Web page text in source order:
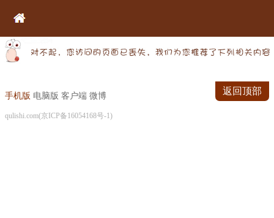
手机版 电脑版 客户端 微博
qulishi.com(京ICP备16054168号-1)
返回顶部